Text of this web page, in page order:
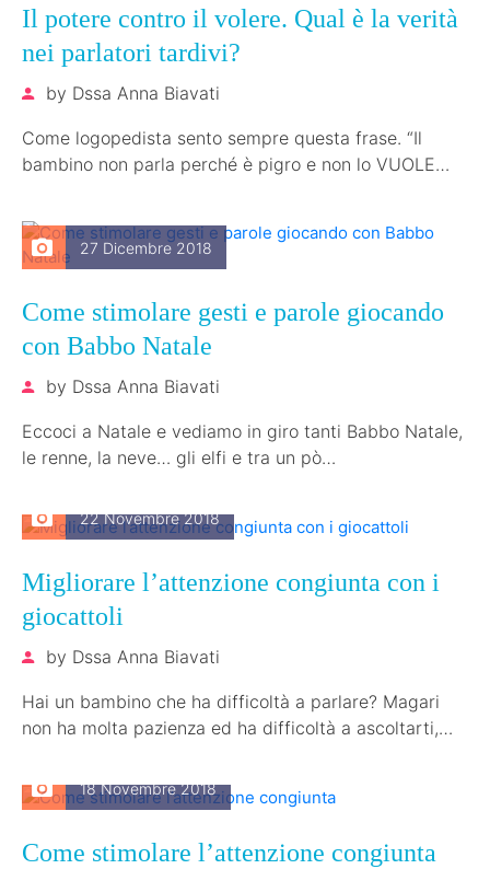
Il potere contro il volere. Qual è la verità
nei parlatori tardivi?
by Dssa Anna Biavati
Come logopedista sento sempre questa frase. “Il
bambino non parla perché è pigro e non lo VUOLE
27 Dicembre 2018
Come stimolare gesti e parole giocando
con Babbo Natale
by Dssa Anna Biavati
Eccoci a Natale e vediamo in giro tanti Babbo Natale,
le renne, la neve… gli elfi e tra un pò…
22 Novembre 2018
Migliorare l’attenzione congiunta con i
giocattoli
by Dssa Anna Biavati
Hai un bambino che ha difficoltà a parlare? Magari
non ha molta pazienza ed ha difficoltà a ascoltarti,
18 Novembre 2018
Come stimolare l’attenzione congiunta